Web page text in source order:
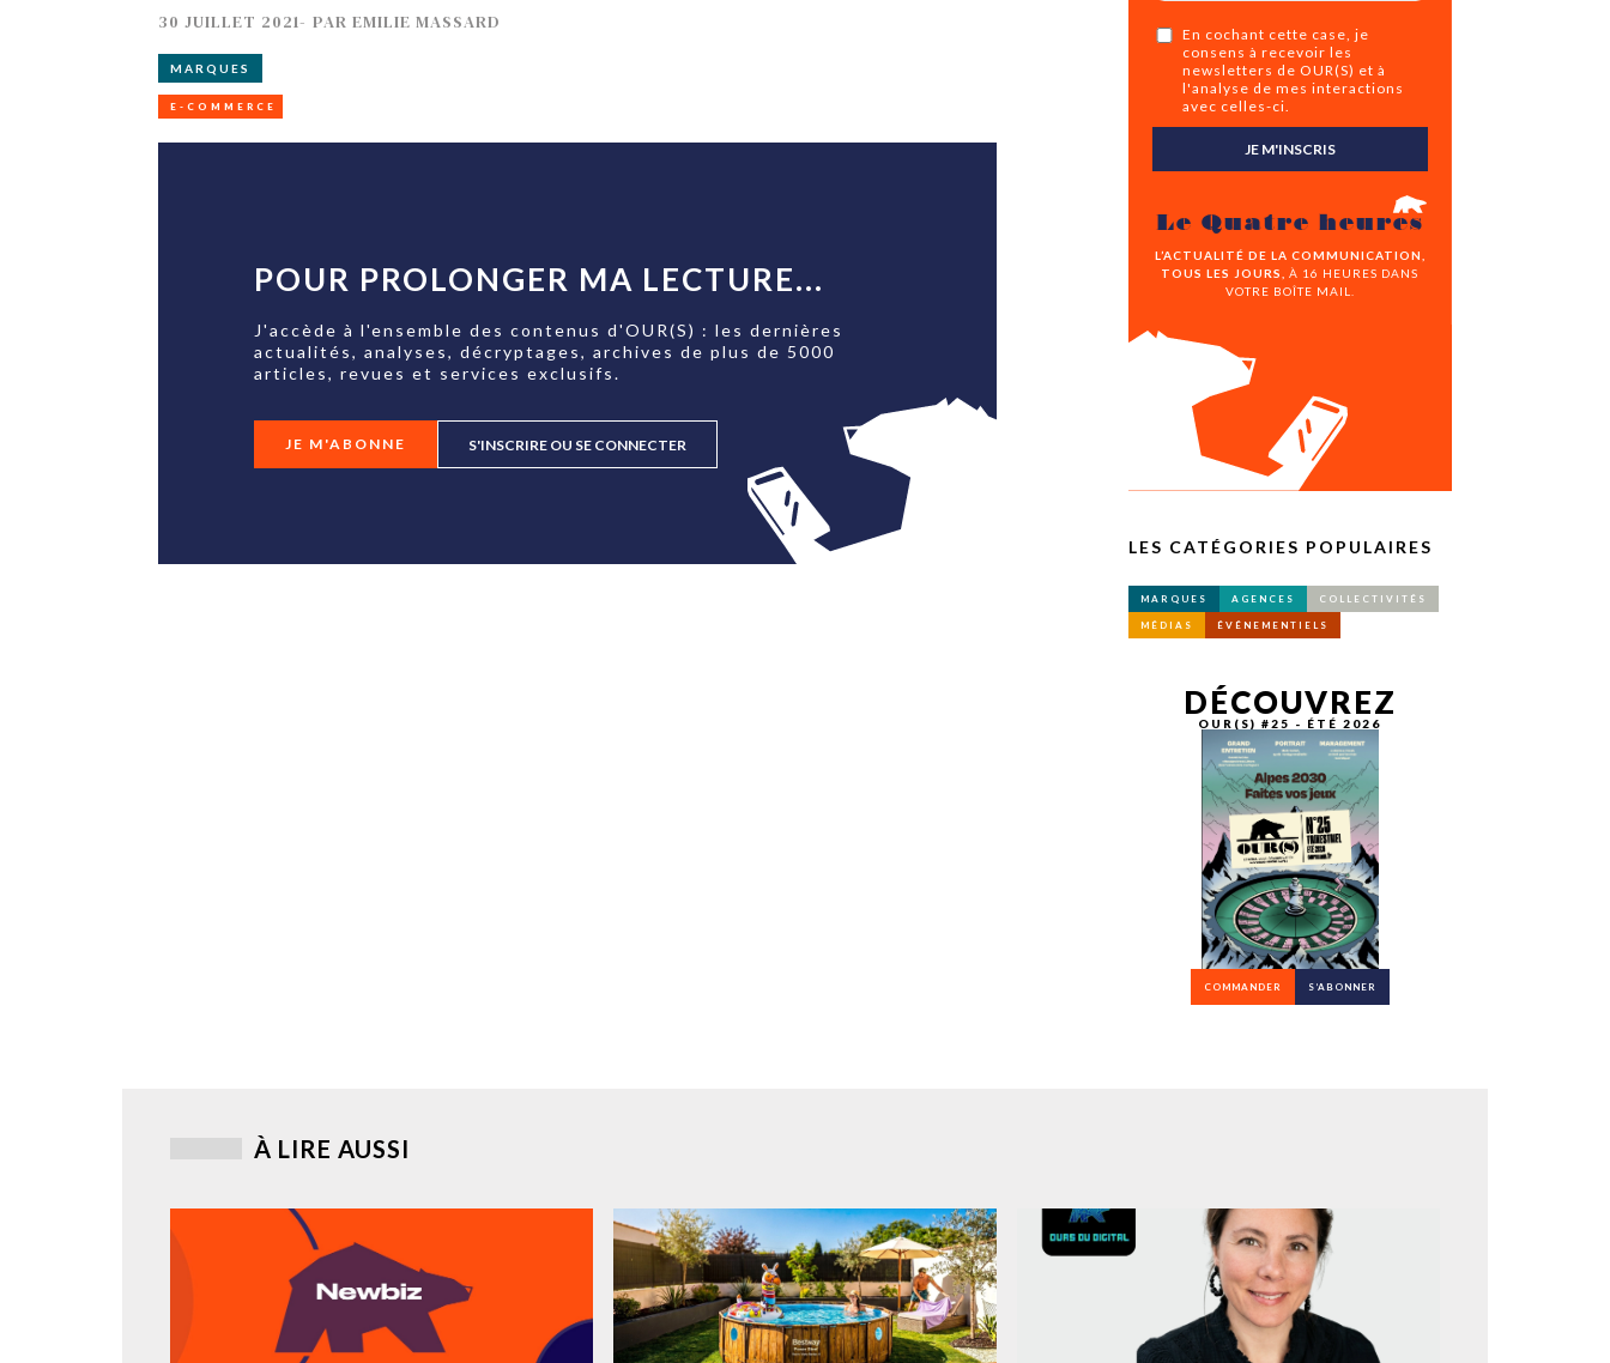
30 JUILLET 2021- PAREMILIE MASSARD
MARQUES
E-COMMERCE
POUR PROLONGER MA LECTURE...
J'accède à l'ensemble des contenus d'OUR(S) : les dernières
actualités, analyses, décryptages, archives de plus de 5000
articles, revues et services exclusifs.
JE M'ABONNE S'INSCRIRE OU SE CONNECTER
En cochant cette case, je
consens à recevoir les
newsletters de OUR(S) et à
l'analyse de mes interactions
avec celles-ci.
JE M'INSCRIS
Le Quatre heures
L’ACTUALITÉ DE LA COMMUNICATION,
TOUS LES JOURS,
À 16 HEURES DANS
VOTRE BOÎTE MAIL.
LES CATÉGORIES POPULAIRES
MARQUES AGENCES COLLECTIVITÉS
MÉDIAS ÉVÉNEMENTIELS
DÉCOUVREZ
OUR(S) #25 - ÉTÉ 2026
COMMANDER S’ABONNER
À LIRE AUSSI